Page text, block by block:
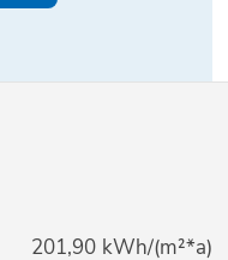
201,90 kWh/(m²*a)